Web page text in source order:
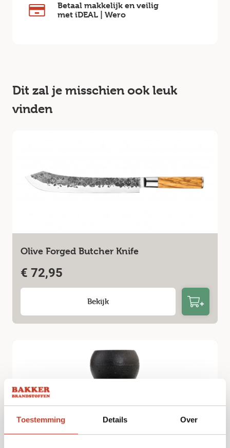
Toestemming Details Over
Betaal makkelijk en veilig
met iDEAL | Wero
Dit zal je misschien ook leuk
vinden
Olive Forged Butcher Knife
€ 72,95
Bekijk